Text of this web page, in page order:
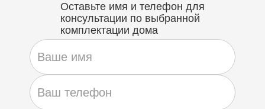
Оставьте имя и телефон для
консультации по выбранной
комплектации дома